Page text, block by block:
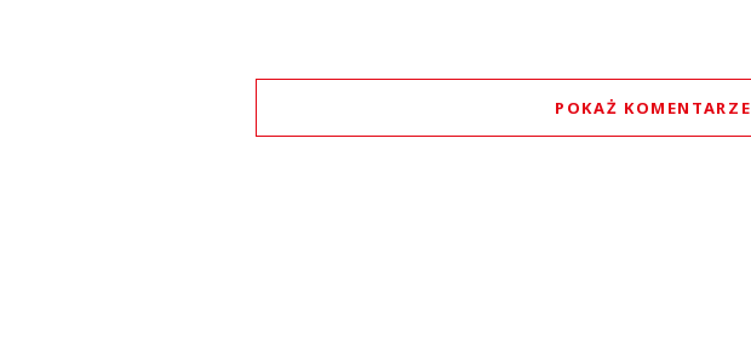
POKAŻ KOMENTARZE